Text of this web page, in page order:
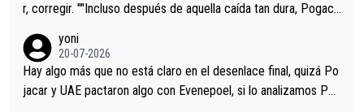
r, corregir. ""Incluso después de aquella caída tan dura, Pogaca
permaneció pegado a su rueda. Parecía increíble la forma en l
a que era capaz de controlar el miedo", recordó."
yoni
20-07-2026
Hay algo más que no está claro en el desenlace final, quizá Po
jacar y UAE pactaron algo con Evenepoel, si lo analizamos Poj